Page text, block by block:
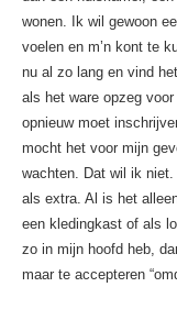
wonen. Ik wil gewoon
voelen en m’n kont te
nu al zo lang en vind
als het ware opzeg
opnieuw moet
mocht het voor mijn
wachten. Dat wil ik
als extra. Al is het
een kledingkast of als
zo in mijn hoofd heb,
maar te accepteren